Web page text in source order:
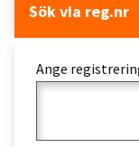
Sök via reg.nr
Ange